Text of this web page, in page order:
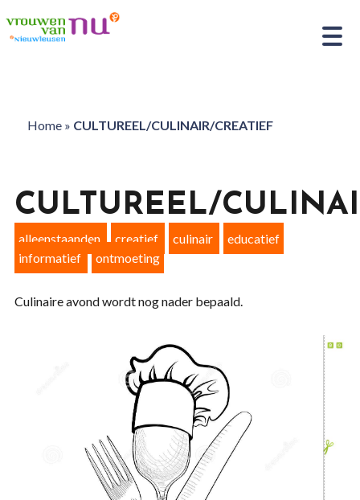
Home» CULTUREEL/CULINAIR/CREATIEF
CULTUREEL/
alleenstaanden creatief culinair
educatief
informatief
ontmoeting
Culinaire avond wordt nog nader bepaald.